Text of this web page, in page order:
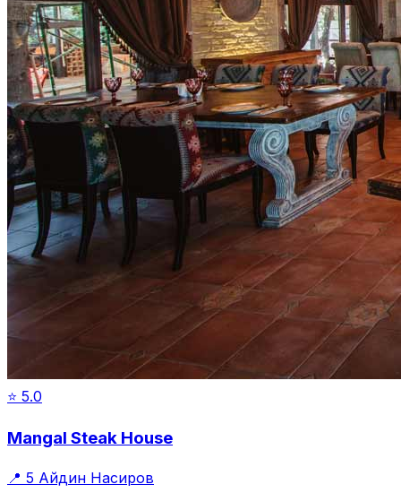
⭐ 5.0
Mangal Steak House
📍 5 Айдин Насиров